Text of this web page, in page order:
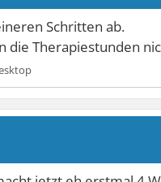
Schritten ab.
die Therapiestunden